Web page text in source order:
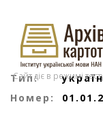
Сайт діє в режимі
Тип:
Номер: